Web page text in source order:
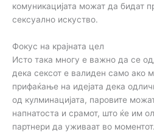
комуникацијата можат да бидат
сексуално искуство.
Фокус на крајната цел
Исто така многу е важно да се
дека сексот е валиден само ако
прифаќање на идејата дека
од кулминацијата, паровите
напнатоста и срамот, што ќе им
партнери да уживаат во моментот.